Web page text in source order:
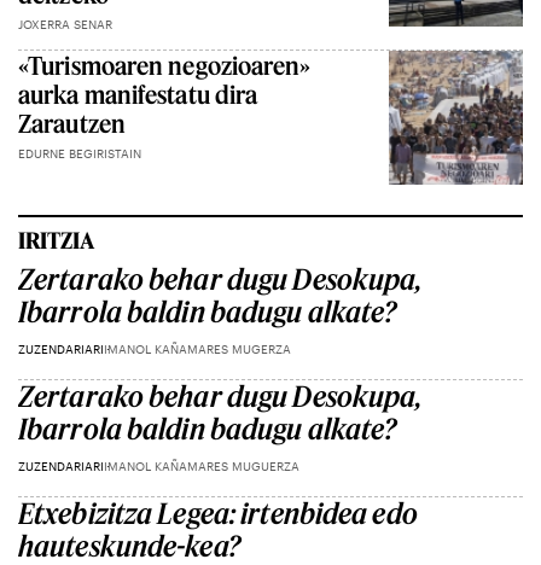
JOXERRA SENAR
«Turismoaren negozioaren»
aurka manifestatu dira
Zarautzen
EDURNE BEGIRISTAIN
IRITZIA
Zertarako behar dugu Desokupa,
Ibarrola baldin badugu alkate?
ZUZENDARIARIIMANOL KAÑAMARES MUGERZA
Zertarako behar dugu Desokupa,
Ibarrola baldin badugu alkate?
ZUZENDARIARIIMANOL KAÑAMARES MUGUERZA
Etxebizitza Legea: irtenbidea edo
hauteskunde-kea?